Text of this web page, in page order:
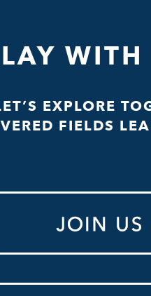
EXPLORE
FIELDS